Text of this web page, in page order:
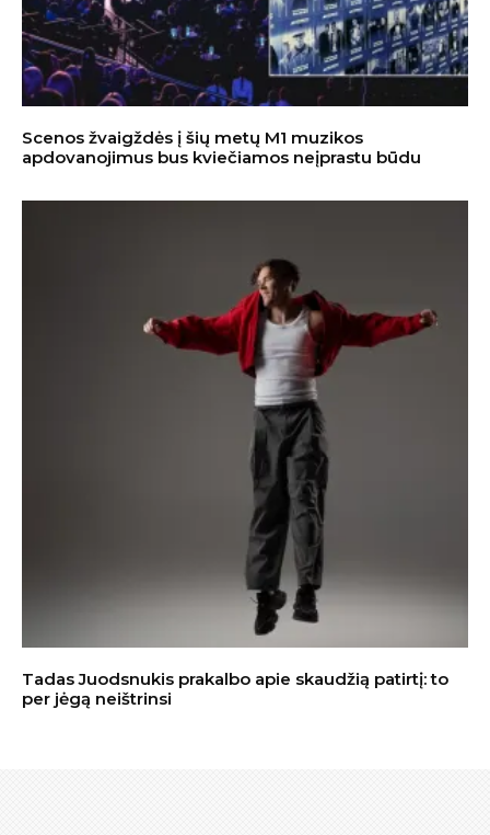
Scenos žvaigždės į šių metų M1 muzikos
apdovanojimus bus kviečiamos neįprastu būdu
Tadas Juodsnukis prakalbo apie skaudžią patirtį: to
per jėgą neištrinsi